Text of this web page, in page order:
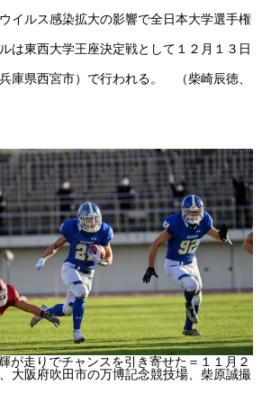
イルス感染拡大の影響で全日本大学選手権
は東西大学王座決定戦として１２月１３日
庫県西宮市）で行われる。 （柴崎辰徳、
が走りでチャンスを引き寄せた＝１１月２
大阪府吹田市の万博記念競技場、柴原誠撮